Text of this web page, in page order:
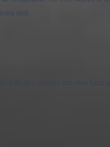
mal.
de dos clientes extraños hace